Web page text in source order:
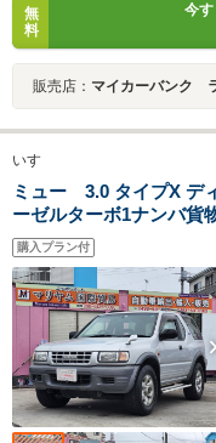
無
料
今
販売店： マイカーバンク
いすゞ
ミュー 3.0 タイプX デ
ーゼルターボ1ナンバ貨
購入プラン付